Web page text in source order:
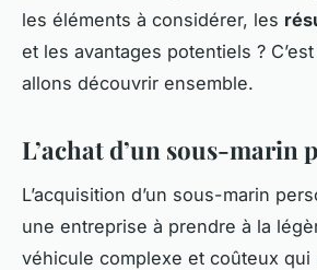
les éléments à considérer, les
et les avantages potentiels ?
allons découvrir ensemble.
L’achat d’un sous-marin
L’acquisition d’un sous-marin
une entreprise à prendre à la
véhicule complexe et coûteux qui